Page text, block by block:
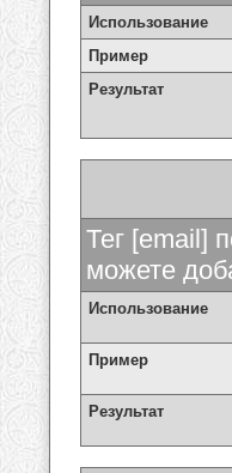
Использование
Пример
Результат
Тег [email]
можете
Использование
Пример
Результат